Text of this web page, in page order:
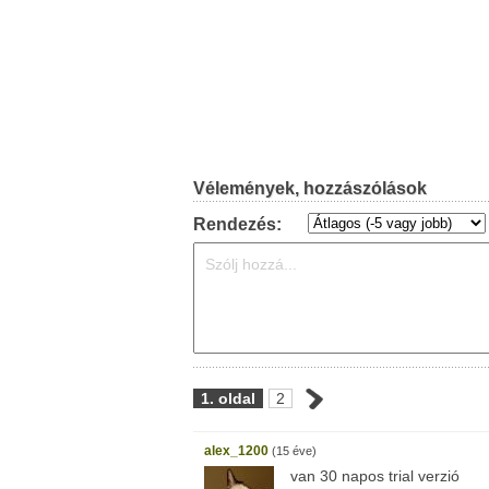
Vélemények, hozzászólások
Rendezés:
1. oldal 2
alex_1200 (15 éve)
van 30 napos trial verzió